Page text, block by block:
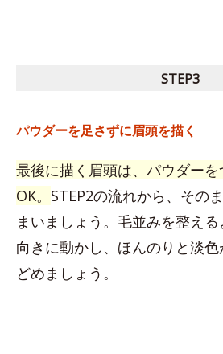
STEP3
パウダーを足さずに眉頭を描く
最後に描く眉頭は、パウダー
OK。 STEP2の流れから、その
まいましょう。毛並みを整え
向きに動かし、ほんのりと淡
どめましょう。